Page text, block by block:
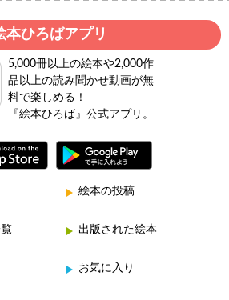
本ひろばアプリ
5,000冊以上の絵本や2,000作
品以上の読み聞かせ動画が無
料で楽しめる！
『絵本ひろば』公式アプリ。
絵本の投稿
出版された絵本
お気に入り